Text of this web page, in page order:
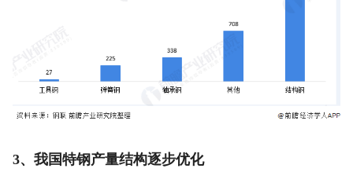
3、我国特钢产量结构逐步优化